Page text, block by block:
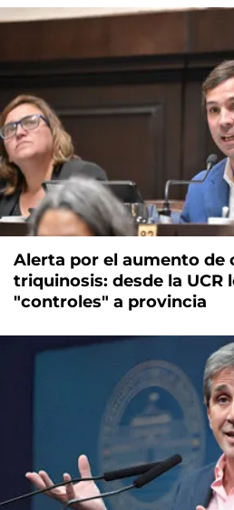
Alerta por el aumento de
triquinosis: desde la UCR
"controles" a provincia